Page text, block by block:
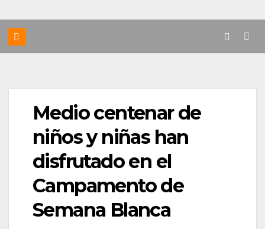
Medio centenar de
niños y niñas han
disfrutado en el
Campamento de
Semana Blanca